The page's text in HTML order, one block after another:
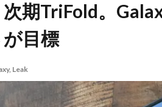
期TriFold。
目標
, Leak